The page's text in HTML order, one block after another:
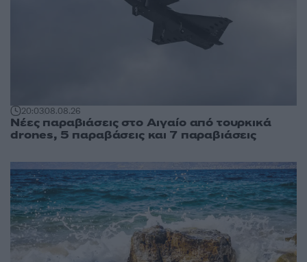
20:0308.08.26
Νέες παραβιάσεις στο Αιγαίο από τουρκικά
drones, 5 παραβάσεις και 7 παραβιάσεις